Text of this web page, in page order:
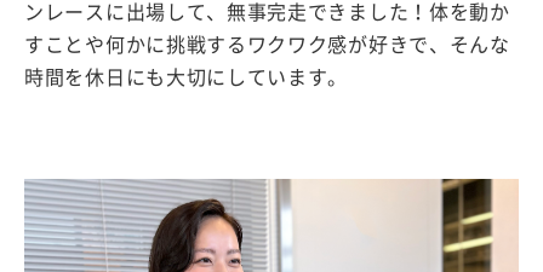
ンレースに出場して、無事完走できました！体を動か
すことや何かに挑戦するワクワク感が好きで、そんな
時間を休日にも大切にしています。